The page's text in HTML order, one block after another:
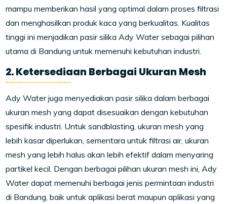
mampu memberikan hasil yang optimal dalam proses filtrasi
dan menghasilkan produk kaca yang berkualitas. Kualitas
tinggi ini menjadikan pasir silika Ady Water sebagai pilihan
utama di Bandung untuk memenuhi kebutuhan industri.
2. Ketersediaan Berbagai Ukuran Mesh
Ady Water juga menyediakan pasir silika dalam berbagai
ukuran mesh yang dapat disesuaikan dengan kebutuhan
spesifik industri. Untuk sandblasting, ukuran mesh yang
lebih kasar diperlukan, sementara untuk filtrasi air, ukuran
mesh yang lebih halus akan lebih efektif dalam menyaring
partikel kecil. Dengan berbagai pilihan ukuran mesh ini, Ady
Water dapat memenuhi berbagai jenis permintaan industri
di Bandung, baik untuk aplikasi berat maupun aplikasi yang